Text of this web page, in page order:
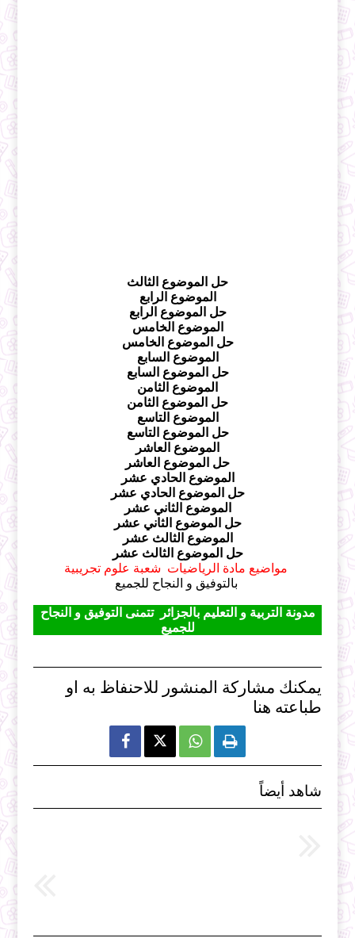
حل الموضوع الثالث
الموضوع الرابع
حل الموضوع الرابع
الموضوع الخامس
حل الموضوع الخامس
الموضوع السابع
حل الموضوع السابع
الموضوع الثامن
حل الموضوع الثامن
الموضوع التاسع
حل الموضوع التاسع
الموضوع العاشر
حل الموضوع العاشر
الموضوع الحادي عشر
حل الموضوع الحادي عشر
الموضوع الثاني عشر
حل الموضوع الثاني عشر
الموضوع الثالث عشر
حل الموضوع الثالث عشر
مواضيع مادة الرياضيات شعبة علوم تجريبية
مدونة التربية و التعليم بالجزائر
تتمنى التوفيق و النجاح
للجميع
يمكنك مشاركة المنشور للاحنفاظ به او
طباعته هنا
  
شاهد أيضاً